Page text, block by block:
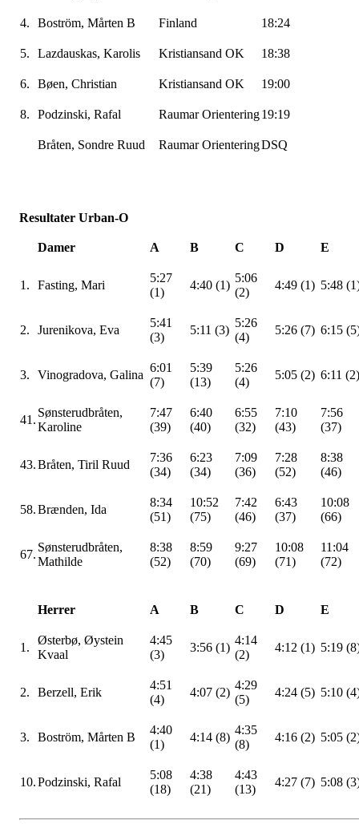
4. Boström, Mårten B Finland 18:24
5. Lazdauskas, Karolis Kristiansand OK 18:38
6. Bøen, Christian Kristiansand OK 19:00
8. Podzinski, Rafal RaumarOrientering19:19
Bråten, Sondre Ruud RaumarOrienteringDSQ
Resultater Urban-O
Damer A B C D E
1. Fasting, Mari
5:27
(1)
4:40 (1)
5:06
(2)
4:49 (1) 5:48
2. Jurenikova, Eva
5:41
(3)
5:11 (3)
5:26
(4)
5:26 (7) 6:15
3. Vinogradova, Galina
6:01
(7)
5:39
(13)
5:26
(4)
5:05 (2) 6:11 (2)
41.
Sønsterudbråten,
Karoline
7:47
(39)
6:40
(40)
6:55
(32)
7:10
(43)
7:56
(37)
43.Bråten, Tiril Ruud
7:36
(34)
6:23
(34)
7:09
(36)
7:28
(52)
8:38
(46)
58.Brænden, Ida
8:34
(51)
10:52
(75)
7:42
(46)
6:43
(37)
10:08
(66)
67.
Sønsterudbråten,
Mathilde
8:38
(52)
8:59
(70)
9:27
(69)
10:08
(71)
11:04
(72)
Herrer A B C D E
1.
Østerbø, Øystein
Kvaal
4:45
(3)
3:56 (1)
4:14
(2)
4:12 (1) 5:19
2. Berzell, Erik
4:51
(4)
4:07 (2)
4:29
(5)
4:24 (5) 5:10
3. Boström, Mårten B
4:40
(1)
4:14 (8)
4:35
(8)
4:16 (2) 5:05
10.Podzinski, Rafal
5:08
(18)
4:38
(21)
4:43
(13)
4:27 (7) 5:08